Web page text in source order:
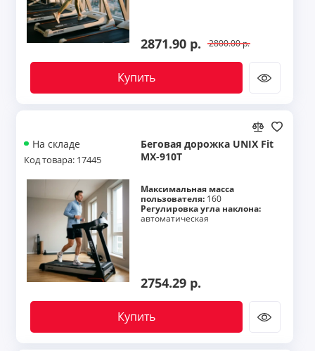
2871.90 р. 2800.00 р.
Купить
На складе
Код товара: 17445
Беговая дорожка UNIX Fit
MX-910T
Максимальная масса
пользователя: 160
Регулировка угла наклона:
автоматическая
2754.29 р.
Купить